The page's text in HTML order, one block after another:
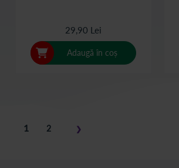
29,90 Lei
Adaugă în coș
Pagina
în acest moment cititi pagina
1 Pagina
2 ❯